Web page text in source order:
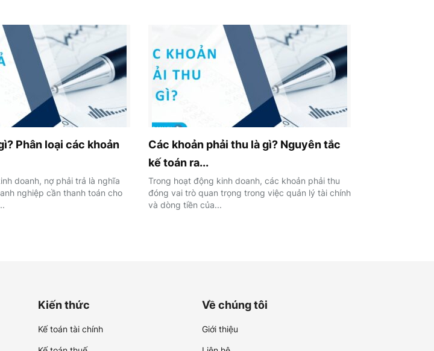
Phân loại các khoản
doanh, nợ phải trả là nghĩa
nghiệp cần thanh toán cho
Các khoản phải thu là gì? Nguyên tắc
kế toán ra...
Trong hoạt động kinh doanh, các khoản phải thu
đóng vai trò quan trọng trong việc quản lý tài chính
và dòng tiền của...
Kiến thức
Kế toán tài chính
Về chúng tôi
Giới thiệu